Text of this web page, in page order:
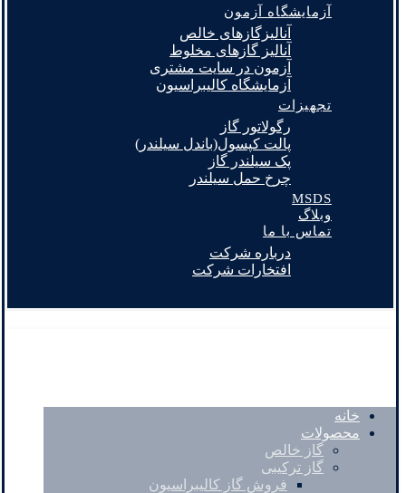
آزمایشگاه آزمون
آنالیزگازهای خالص
آنالیز گازهای مخلوط
آزمون در سایت مشتری
آزمایشگاه کالیبراسیون
تجهیزات
رگولاتور گاز
پالت کپسول(باندل سیلندر)
پک سیلندر گاز
چرخ حمل سیلندر
MSDS
وبلاگ
تماس با ما
درباره شرکت
افتخارات شرکت
خانه
محصولات
گاز خالص
گاز ترکیبی
فروش گاز کالیبراسیون